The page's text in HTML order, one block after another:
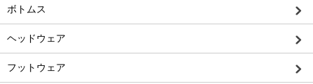
ボトムス
ヘッドウェア
フットウェア